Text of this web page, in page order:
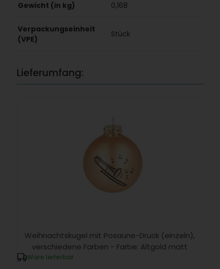
Gewicht (in kg) 0,168
Verpackungseinheit
(VPE)
Stück
Lieferumfang:
Weihnachtskugel mit Posaune-Druck (einzeln),
verschiedene Farben - Farbe: Altgold matt
Ware lieferbar